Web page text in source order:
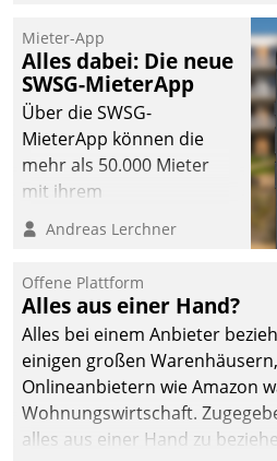
Mieter-App
Alles dabei: Die neue
SWSG-MieterApp
Über die SWSG-
MieterApp können die
mehr als 50.000 Mieter
mit ihrem
Wohnungsunternehmen
kommunizieren, auf dem
einsehen und ändern
oder
Schadensmeldungen
abgeben – rund um die
Uhr.
Andreas Lerchner
Offene Plattform
Alles aus einer Hand?
Alles bei einem Anbieter
einigen großen
Onlineanbietern wie Amazon
Wohnungswirtschaft.
alles aus einer Hand zu